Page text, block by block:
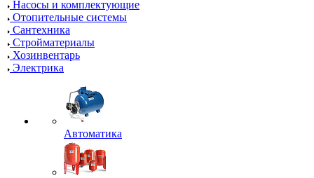
Насосы и комплектующие
Отопительные системы
Сантехника
Стройматериалы
Хозинвентарь
Электрика
Автоматика